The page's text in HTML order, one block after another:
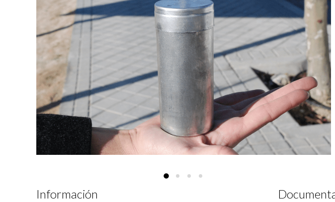
Información